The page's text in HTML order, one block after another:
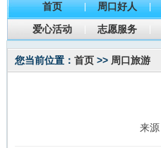
首页 | 周口好人 |
爱心活动
志愿服务
您当前位置： 首页 >> 周口旅游
来